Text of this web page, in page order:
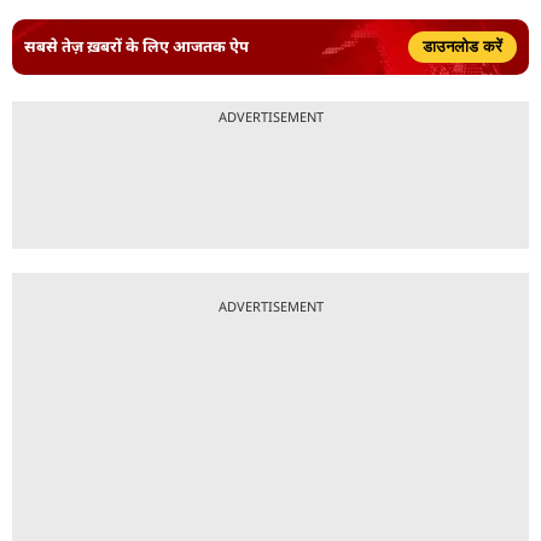
सबसे तेज़ ख़बरों के लिए आजतक ऐप डाउनलोड करें
ADVERTISEMENT
ADVERTISEMENT